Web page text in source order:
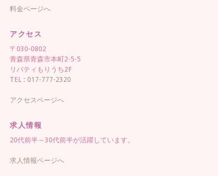
料金ページへ
アクセス
〒030-0802
青森県青森市本町2-5-5
リバティもりうち2F
TEL : 017-777-2320
アクセスページへ
求人情報
20代前半～30代前半が活躍しています。
求人情報ページへ